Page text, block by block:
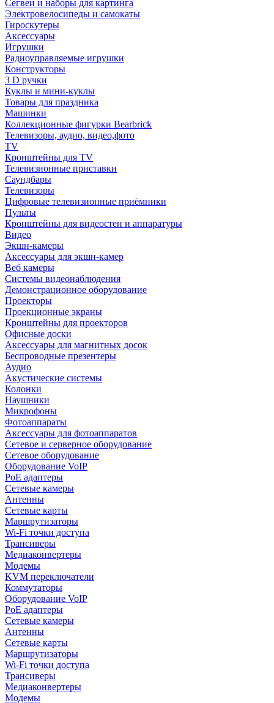
Сегвеи и наборы для картинга
Электровелосипеды и самокаты
Гироскутеры
Аксессуары
Игрушки
Радиоуправляемые игрушки
Конструкторы
3 D ручки
Куклы и мини-куклы
Товары для праздника
Машинки
Коллекционные фигурки Bearbrick
Телевизоры, аудио, видео,фото
TV
Кронштейны для TV
Телевизионные приставки
Саундбары
Телевизоры
Цифровые телевизионные приёмники
Пульты
Кронштейны для видеостен и аппаратуры
Видео
Экшн-камеры
Аксессуары для экшн-камер
Веб камеры
Системы видеонаблюдения
Демонстрационное оборудование
Проекторы
Проекционные экраны
Кронштейны для проекторов
Офисные доски
Аксессуары для магнитных досок
Беспроводные презентеры
Аудио
Акустические системы
Колонки
Наушники
Микрофоны
Фотоаппараты
Аксессуары для фотоаппаратов
Сетевое и серверное оборудование
Сетевое оборудование
Оборудование VoIP
PoE адаптеры
Сетевые камеры
Антенны
Сетевые карты
Маршрутизаторы
Wi-Fi точки доступа
Трансиверы
Медиаконвертеры
Модемы
KVM переключатели
Коммутаторы
Оборудование VoIP
PoE адаптеры
Сетевые камеры
Антенны
Сетевые карты
Маршрутизаторы
Wi-Fi точки доступа
Трансиверы
Медиаконвертеры
Модемы